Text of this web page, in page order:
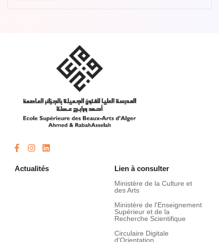
Actualités Lien à consulter
Ministère de la Culture et
des Arts
Ministère de l'Enseignement
Supérieur et de la
Recherche Scientifique
Circulaire Digitale
d'Orientation